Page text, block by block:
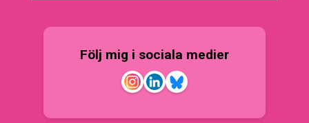
Följ mig i sociala medier